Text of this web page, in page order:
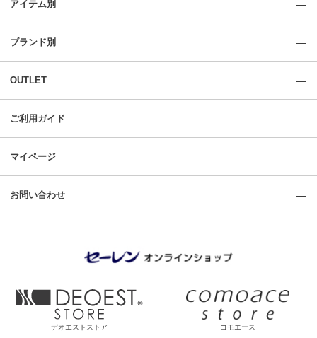
アイテム別
ブランド別
OUTLET
ご利用ガイド
マイページ
お問い合わせ
デオエストストア コモエース